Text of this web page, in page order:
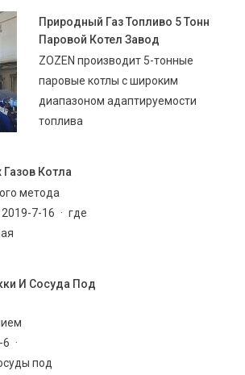
Природный Газ Топливо 5 Тонн
Паровой Котел Завод
ZOZEN производит 5-тонные
паровые котлы с широким
диапазоном адаптируемости
топлива
Котла
метода
7-16 · где
И Сосуда Под
·
под